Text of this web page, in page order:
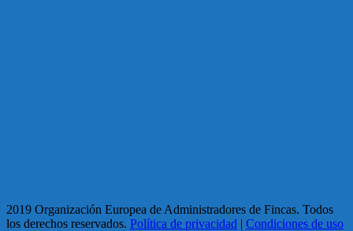
2019 Organización Europea de Administradores de Fincas. Todos
los derechos reservados. Política de privacidad | Condiciones de uso